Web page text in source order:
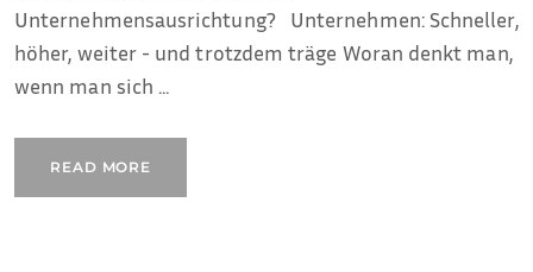
Unternehmensausrichtung? Unternehmen: Schneller,
höher, weiter - und trotzdem träge Woran denkt man,
wenn man sich ...
READ MORE